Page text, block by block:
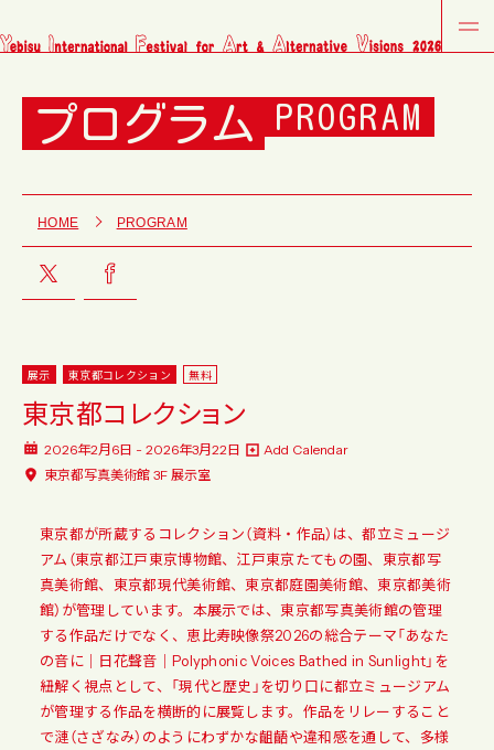
プログラム PROGRAM
HOME PROGRAM
展示 東京都コレクション 無料
東京都コレクション
2026年2月6日 - 2026年3月22日
Add Calendar
東京都写真美術館 3F 展示室
東京都が所蔵するコレクション（資料・作品）は、都立ミュージ
アム（東京都江戸東京博物館、江戸東京たてもの園、東京都写
真美術館、東京都現代美術館、東京都庭園美術館、東京都美術
館）が管理しています。本展示では、東京都写真美術館の管理
する作品だけでなく、恵比寿映像祭2026の総合テーマ「あなた
の音に｜日花聲音｜Polyphonic Voices Bathed in Sunlight」を
紐解く視点として、「現代と歴史」を切り口に都立ミュージアム
が管理する作品を横断的に展覧します。作品をリレーすること
で漣（さざなみ）のようにわずかな齟齬や違和感を通して、多様